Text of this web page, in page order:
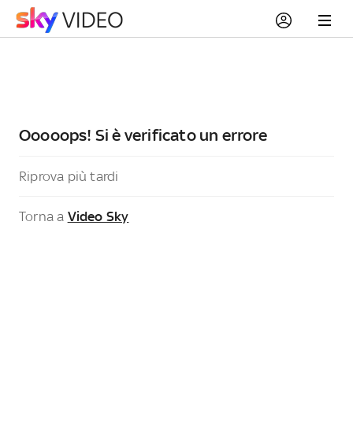
Ooooops! Si è verificato un errore
Riprova più tardi
Torna a Video Sky